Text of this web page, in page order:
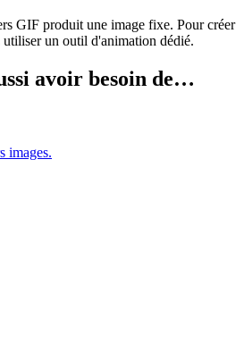
GIF produit une image fixe. Pour créer
un outil d'animation dédié.
avoir besoin de…
images.